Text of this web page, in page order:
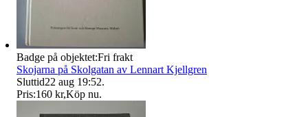
Badge på objektet:Fri frakt
Skojarna på Skolgatan av Lennart Kjellgren
Sluttid22 aug 19:52.
Pris:160 kr,Köp nu.